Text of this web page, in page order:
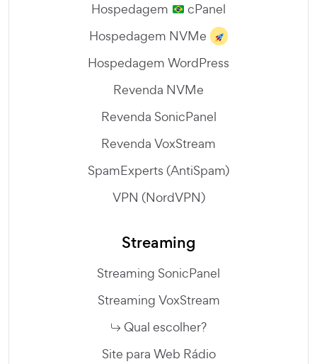
Hospedagem
cPanel
Hospedagem NVMe
Hospedagem WordPress
Revenda NVMe
Revenda SonicPanel
Revenda VoxStream
SpamExperts (AntiSpam)
VPN (NordVPN)
Streaming
Streaming SonicPanel
Streaming VoxStream
Qual escolher?
Site para Web Rádio